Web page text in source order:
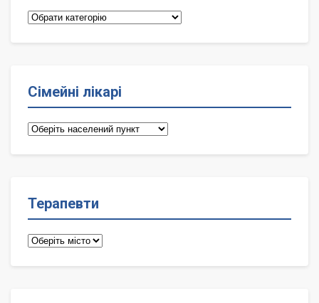
Категорії
Сімейні лікарі
Сімейні
Терапевти
Терапевти